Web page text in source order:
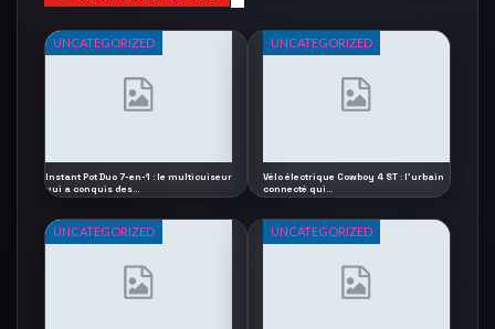
UNCATEGORIZED
Instant Pot Duo 7-en-1 : le multicuiseur
qui a conquis des…
UNCATEGORIZED
Vélo électrique Cowboy 4 ST : l’urbain
connecté qui…
UNCATEGORIZED UNCATEGORIZED